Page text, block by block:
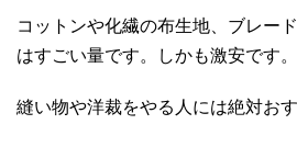
コットンや化繊の布生地、ブレー
はすごい量です。しかも激安です。
縫い物や洋裁をやる人には絶対おす